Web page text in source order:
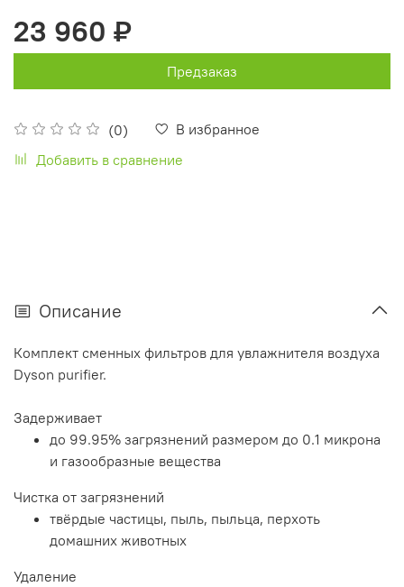
(0)
В избранное
Добавить в сравнение
23 960 ₽
Предзаказ
Описание
Комплект сменных фильтров для увлажнителя воздуха
Dyson purifier.
Задерживает
до 99.95% загрязнений размером до 0.1 микрона
и газообразные вещества
Чистка от загрязнений
твёрдые частицы, пыль, пыльца, перхоть
домашних животных
Удаление